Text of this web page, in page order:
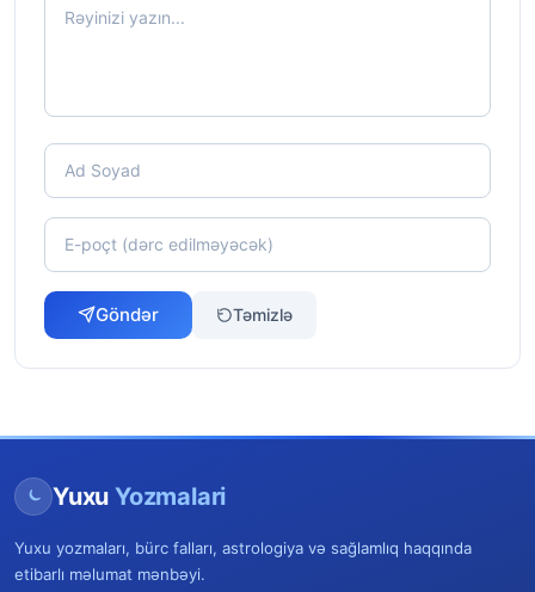
Göndər Təmizlə
Yuxu Yozmalari
Yuxu yozmaları, bürc falları, astrologiya və sağlamlıq haqqında
etibarlı məlumat mənbəyi.